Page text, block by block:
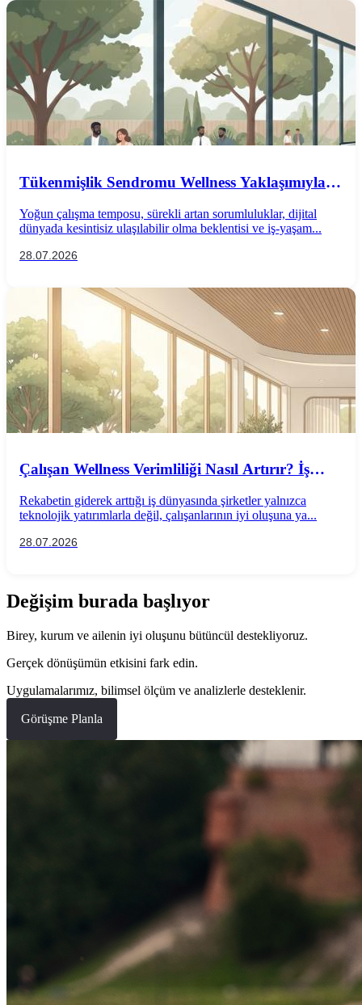
Tükenmişlik Sendromu Wellness Yaklaşımıyla
Yoğun çalışma temposu, sürekli artan sorumluluklar, dijital
dünyada kesintisiz ulaşılabilir olma beklentisi ve iş-yaşam...
28.07.2026
Çalışan Wellness Verimliliği Nasıl Artırır? İş
Uygulamaları
Rekabetin giderek arttığı iş dünyasında şirketler yalnızca
teknolojik yatırımlarla değil, çalışanlarının iyi oluşuna ya...
28.07.2026
Değişim burada başlıyor
Birey, kurum ve ailenin iyi oluşunu bütüncül destekliyoruz.
Gerçek dönüşümün etkisini fark edin.
Uygulamalarımız, bilimsel ölçüm ve analizlerle desteklenir.
Görüşme Planla